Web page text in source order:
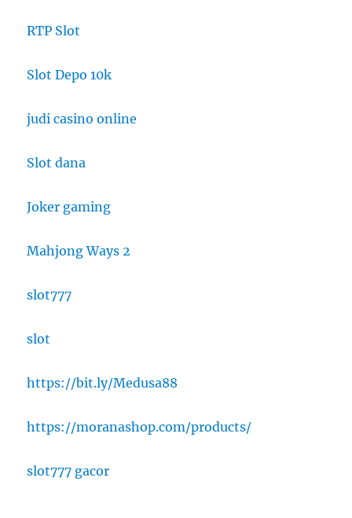
RTP Slot
Slot Depo 10k
judi casino online
Slot dana
Joker gaming
Mahjong Ways 2
slot777
slot
https://bit.ly/Medusa88
https://moranashop.com/products/
slot777 gacor